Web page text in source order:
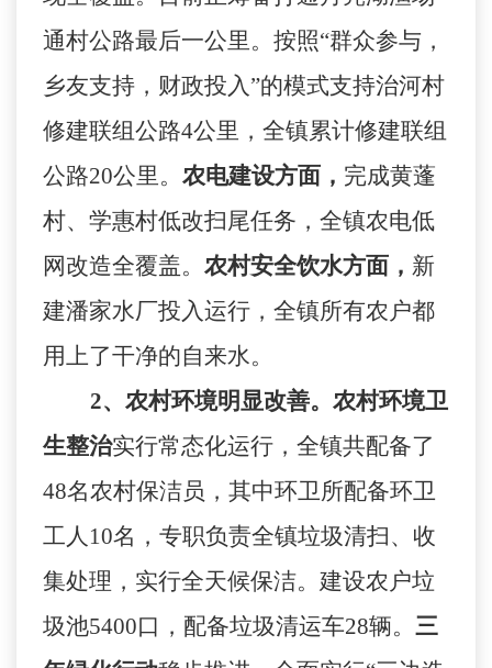
通村公路最后一公里。按照“群众参与，
乡友支持，财政投入”的模式支持治河村
修建联组公路4公里，全镇累计修建联组
公路20公里。 农电建设方面， 完成黄蓬
村、学惠村低改扫尾任务，全镇农电低
网改造全覆盖。 农村安全饮水方面， 新
建潘家水厂投入运行，全镇所有农户都
用上了干净的自来水。
2、农村环境明显改善。 农村环境卫
生整治实行常态化运行，全镇共配备了
48名农村保洁员，其中环卫所配备环卫
工人 10名，专职负责全镇垃圾清扫、收
集处理，实行全天候保洁。建设农户垃
圾池5400口，配备垃圾清运车28辆。 三